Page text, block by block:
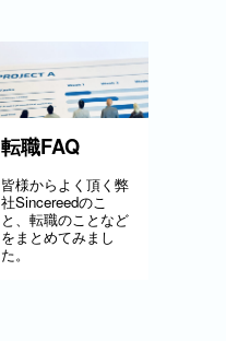
転職FAQ
皆様からよく頂く弊
社Sincereedのこ
と、転職のことなど
をまとめてみまし
た。